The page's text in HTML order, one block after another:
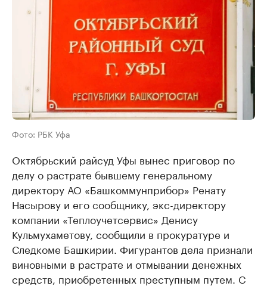
Фото: РБК Уфа
Октябрьский райсуд Уфы вынес приговор по
делу о растрате бывшему генеральному
директору АО «Башкоммунприбор» Ренату
Насырову и его сообщнику, экс-директору
компании «Теплоучетсервис» Денису
Кульмухаметову, сообщили в прокуратуре и
Следкоме Башкирии. Фигурантов дела признали
виновными в растрате и отмывании денежных
средств, приобретенных преступным путем. С